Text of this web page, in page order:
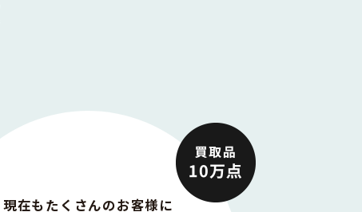
現在もたくさんのお客様に